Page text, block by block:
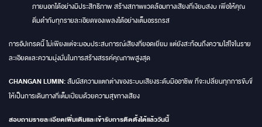
ภายนอกได้อย่างมีประสิทธิภาพ สร้างสภาพแวดล้อมทางเสียงที่เงียบสงบ เพื่อให้คุณ
ดื่มด่ำกับทุกรายละเอียดของเพลงได้อย่างเต็มอรรถรส
การอัปเกรดนี้ ไม่เพียงแต่จะมอบประสบการณ์เสียงที่ยอดเยี่ยม แต่ยังสะท้อนถึงความใส่ใจในราย
ละเอียดและความมุ่งมั่นในการสร้างสรรค์คุณภาพสูงสุด
CHANGAN LUMIN:สัมผัสความแตกต่างของระบบเสียงระดับมืออาชีพ ที่จะเปลี่ยนทุกการขับขี่
ให้เป็นการเดินทางที่เต็มเปี่ยมด้วยความสุขทางเสียง
สอบถามรายละเอียดเพิ่มเติมและเข้ารับการติดตั้งได้แล้ววันนี้